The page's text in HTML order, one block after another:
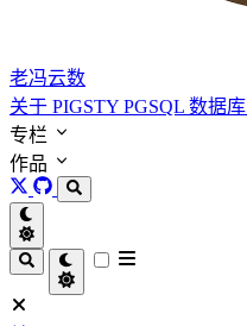
老冯云数
关于 PIGSTY PGSQL 数据库
专栏
作品